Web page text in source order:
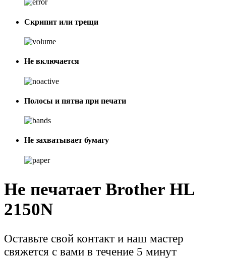
Скрипит или трещи
Не включается
Полосы и пятна при печати
Не захватывает бумагу
Не печатает Brother HL
2150N
Оставьте свой контакт и наш мастер
свяжется с вами в течение 5 минут